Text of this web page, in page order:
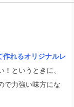
れるオリジナルレ
というときに、
で力強い味方にな